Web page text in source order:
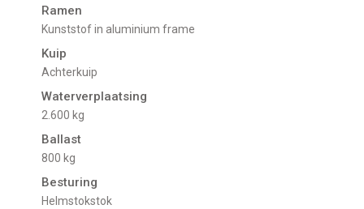
Ramen
Kunststof in aluminium frame
Kuip
Achterkuip
Waterverplaatsing
2.600 kg
Ballast
800 kg
Besturing
Helmstokstok